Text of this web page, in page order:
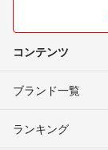
コンテンツ
ブランド一覧
ランキング